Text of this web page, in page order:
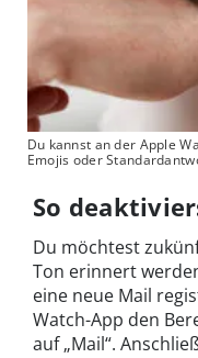
Du kannst an der Apple
Emojis oder
So
Du möchtest
Ton erinnert
eine neue Mail
Watch-App den
auf „Mail“.